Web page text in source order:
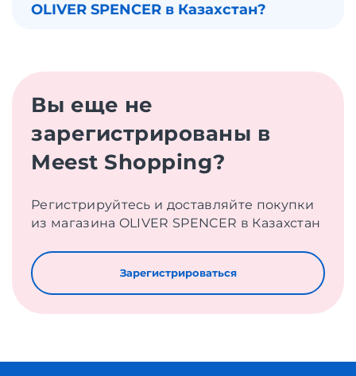
OLIVER SPENCER в Казахстан?
Вы еще не
зарегистрированы в
Meest Shopping?
Регистрируйтесь и доставляйте покупки
из магазина OLIVER SPENCER в Казахстан
Зарегистрироваться